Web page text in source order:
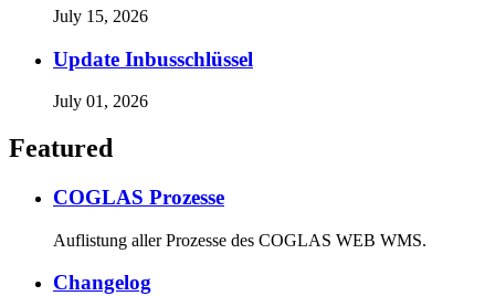
July 15, 2026
Update Inbusschlüssel
July 01, 2026
Featured
COGLAS Prozesse
Auflistung aller Prozesse des COGLAS WEB WMS.
Changelog